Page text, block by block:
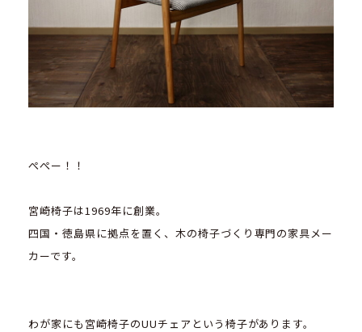
ぺぺー！！
宮崎椅子は1969年に創業。
四国・徳島県に拠点を置く、木の椅子づくり専門の家具メー
カーです。
わが家にも宮崎椅子のUUチェアという椅子があります。